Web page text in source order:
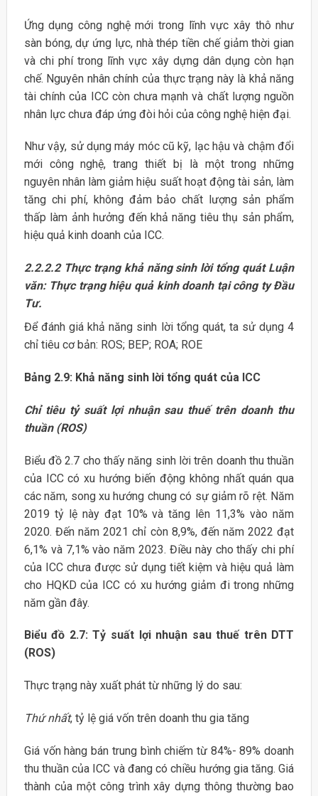
Ứng dụng công nghệ mới trong lĩnh vực xây thô như
sàn bóng, dự ứng lực, nhà thép tiền chế giảm thời gian
và chi phí trong lĩnh vực xây dựng dân dụng còn hạn
chế. Nguyên nhân chính của thực trạng này là khả năng
tài chính của ICC còn chưa mạnh và chất lượng nguồn
nhân lực chưa đáp ứng đòi hỏi của công nghệ hiện đại.
Như vậy, sử dụng máy móc cũ kỹ, lạc hậu và chậm đổi
mới công nghệ, trang thiết bị là một trong những
nguyên nhân làm giảm hiệu suất hoạt động tài sản, làm
tăng chi phí, không đảm bảo chất lượng sản phẩm
thấp làm ảnh hưởng đến khả năng tiêu thụ sản phẩm,
hiệu quả kinh doanh của ICC.
2.2.2.2 Thực trạng khả năng sinh lời tổng quát Luận
văn: Thực trạng hiệu quả kinh doanh tại công ty Đầu
Tư.
Để đánh giá khả năng sinh lời tổng quát, ta sử dụng 4
chỉ tiêu cơ bản: ROS; BEP; ROA; ROE
Bảng 2.9: Khả năng sinh lời tổng quát của ICC
Chỉ tiêu tỷ suất lợi nhuận sau thuế trên doanh thu
thuần (ROS)
Biểu đồ 2.7 cho thấy năng sinh lời trên doanh thu thuần
của ICC có xu hướng biến động không nhất quán qua
các năm, song xu hướng chung có sự giảm rõ rệt. Năm
2019 tỷ lệ này đạt 10% và tăng lên 11,3% vào năm
2020. Đến năm 2021 chỉ còn 8,9%, đến năm 2022 đạt
6,1% và 7,1% vào năm 2023. Điều này cho thấy chi phí
của ICC chưa được sử dụng tiết kiệm và hiệu quả làm
cho HQKD của ICC có xu hướng giảm đi trong những
năm gần đây.
Biểu đồ 2.7: Tỷ suất lợi nhuận sau thuế trên DTT
(ROS)
Thực trạng này xuất phát từ những lý do sau:
Thứ nhất, tỷ lệ giá vốn trên doanh thu gia tăng
Giá vốn hàng bán trung bình chiếm từ 84%- 89% doanh
thu thuần của ICC và đang có chiều hướng gia tăng. Giá
thành của một công trình xây dựng thông thường bao